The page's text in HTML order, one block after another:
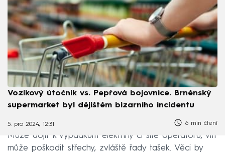
Vozíkový útočník vs. Pepřová bojovnice. Brněnský
supermarket byl dějištěm bizarního incidentu
5. pro 2024, 12:31 6 min čtení
Může dojít k výpadkům elektřiny či sítě operátorů, vítr
může poškodit střechy, zvláště řady tašek. Věci by